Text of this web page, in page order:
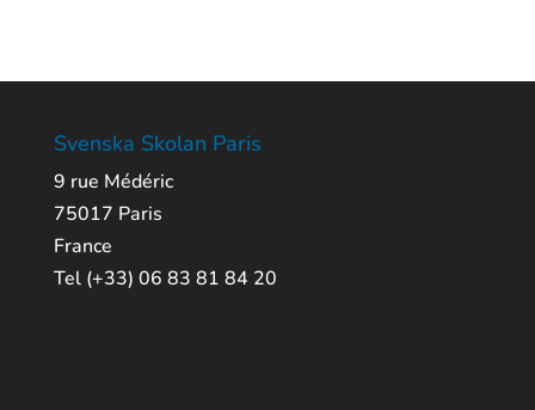
Svenska Skolan Paris
9 rue Médéric
75017 Paris
France
Tel (+33) 06 83 81 84 20